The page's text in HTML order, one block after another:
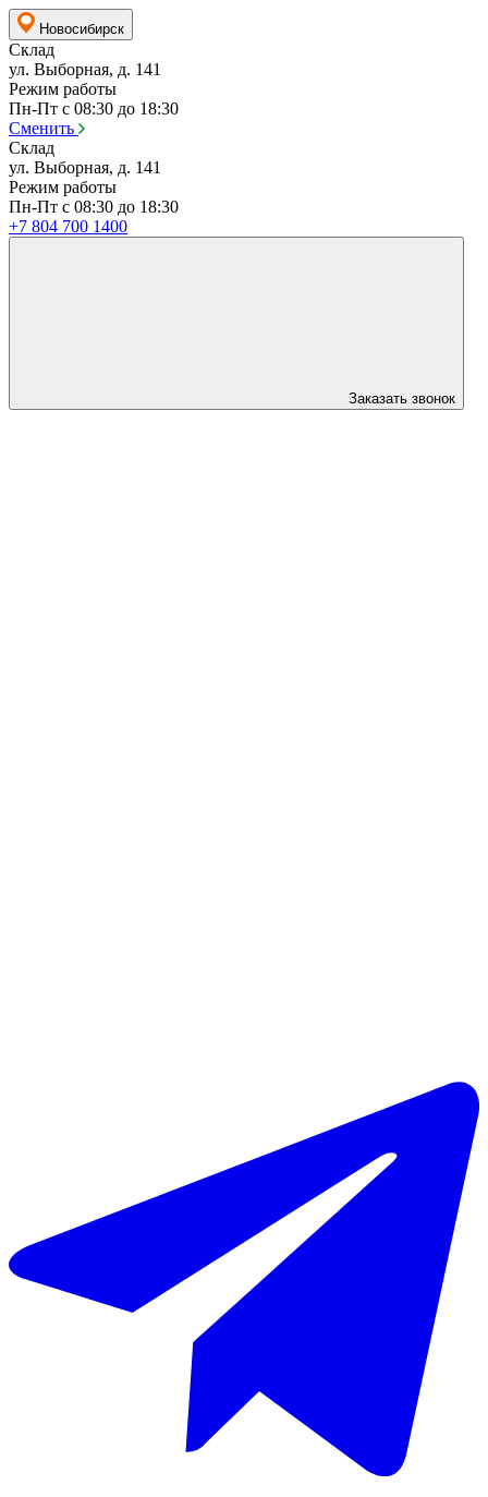
Новосибирск
Склад
ул. Выборная, д. 141
Режим работы
Пн-Пт с 08:30 до 18:30
Сменить
Склад
ул. Выборная, д. 141
Режим работы
Пн-Пт с 08:30 до 18:30
+7 804 700 1400
Заказать звонок